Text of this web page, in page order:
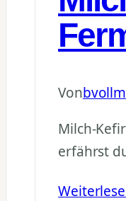
Von
Milch-
erfährst